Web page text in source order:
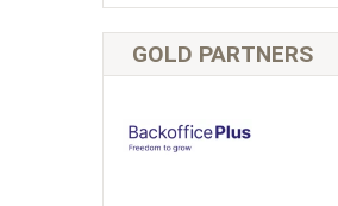
GOLD PARTNERS